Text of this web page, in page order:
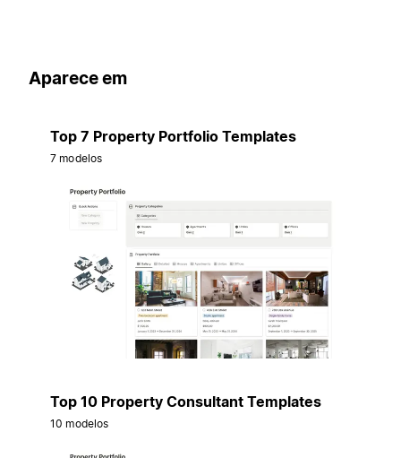
Aparece em
Top 7 Property Portfolio Templates
7 modelos
Top 10 Property Consultant Templates
10 modelos